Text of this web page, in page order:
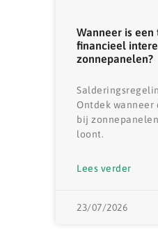
Wanneer is
financieel
zonnepanelen?
Ontdek
bij
loont.
Lees verder
23/07/2026